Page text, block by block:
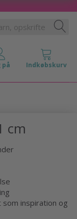
cm
som inspiration og